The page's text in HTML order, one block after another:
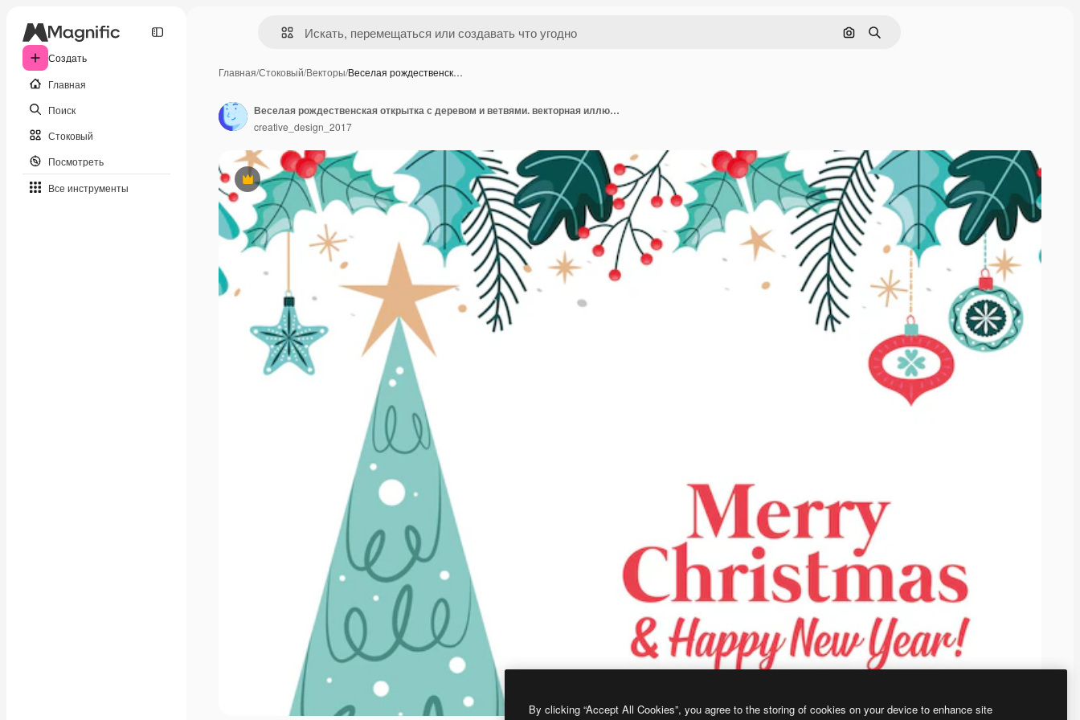
Создать
Главная
Поиск
Стоковый
Посмотреть
Все инструменты
Поиск по изображению
Поиск
Главная/Стоковый/Векторы/Веселая рождественск…
Премиум
Веселая рождественская открытка с деревом и ветвями. векторная иллюстрация
creative_design_2017
By clicking “Accept All Cookies”, you agree to the storing of cookies on your device to enhance site